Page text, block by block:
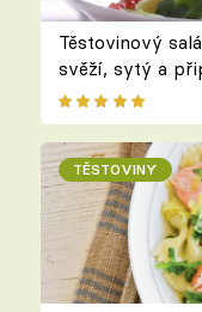
Těstovinový
svěží, sytý a
TĚSTOVINY